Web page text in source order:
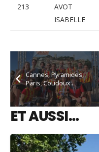
213
AVOT
ISABELLE
Cannes, Pyramides,
Paris, Coudoux…
ET AUSSI…